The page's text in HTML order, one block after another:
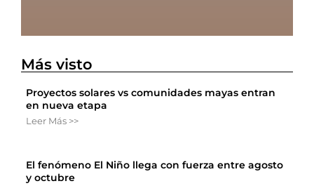
Más visto
Proyectos solares vs comunidades mayas entran
en nueva etapa
Leer Más >>
El fenómeno El Niño llega con fuerza entre agosto
y octubre